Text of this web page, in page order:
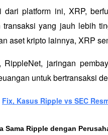
dari platform ini, XRP,
transaksi yang jauh lebih
aset kripto lainnya, XRP
RippleNet, jaringan
untuk bertransaksi
Fix, Kasus Ripple vs SEC
Sama Ripple dengan